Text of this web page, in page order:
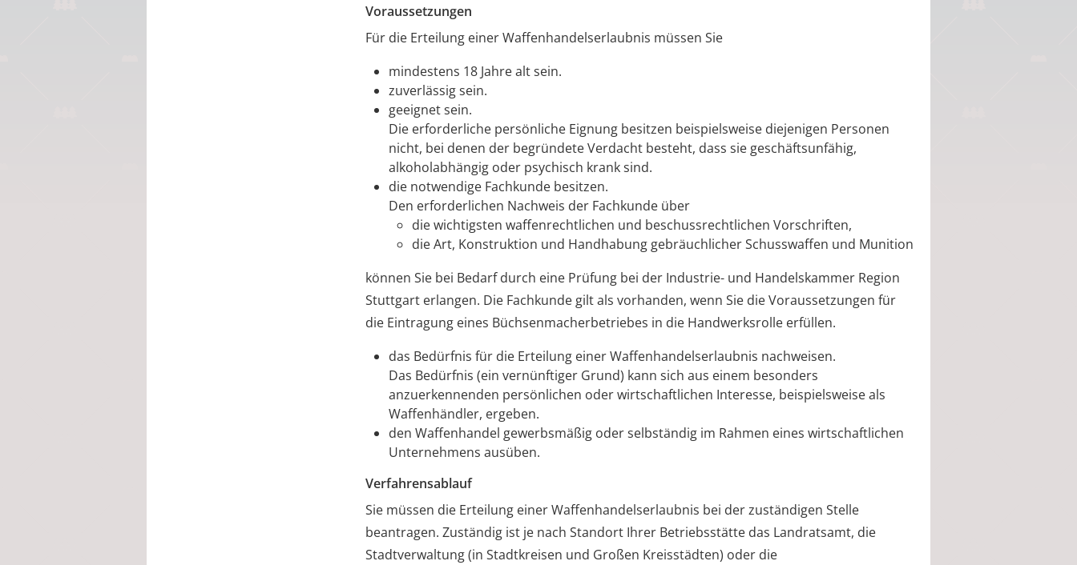
Voraussetzungen
Für die Erteilung einer Waffenhandelserlaubnis müssen Sie
mindestens 18 Jahre alt sein.
zuverlässig sein.
geeignet sein.
Die erforderliche persönliche Eignung besitzen beispielsweise diejenigen Personen
nicht, bei denen der begründete Verdacht besteht, dass sie geschäftsunfähig,
alkoholabhängig oder psychisch krank sind.
die notwendige Fachkunde besitzen.
Den erforderlichen Nachweis der Fachkunde über
die wichtigsten waffenrechtlichen und beschussrechtlichen Vorschriften,
die Art, Konstruktion und Handhabung gebräuchlicher Schusswaffen und Munition
können Sie bei Bedarf durch eine Prüfung bei der Industrie- und Handelskammer Region
Stuttgart erlangen. Die Fachkunde gilt als vorhanden, wenn Sie die Voraussetzungen für
die Eintragung eines Büchsenmacherbetriebes in die Handwerksrolle erfüllen.
das Bedürfnis für die Erteilung einer Waffenhandelserlaubnis nachweisen.
Das Bedürfnis (ein vernünftiger Grund) kann sich aus einem besonders
anzuerkennenden persönlichen oder wirtschaftlichen Interesse, beispielsweise als
Waffenhändler, ergeben.
den Waffenhandel gewerbsmäßig oder selbständig im Rahmen eines wirtschaftlichen
Unternehmens ausüben.
Verfahrensablauf
Sie müssen die Erteilung einer Waffenhandelserlaubnis bei der zuständigen Stelle
beantragen. Zuständig ist je nach Standort Ihrer Betriebsstätte das Landratsamt, die
Stadtverwaltung (in Stadtkreisen und Großen Kreisstädten) oder die